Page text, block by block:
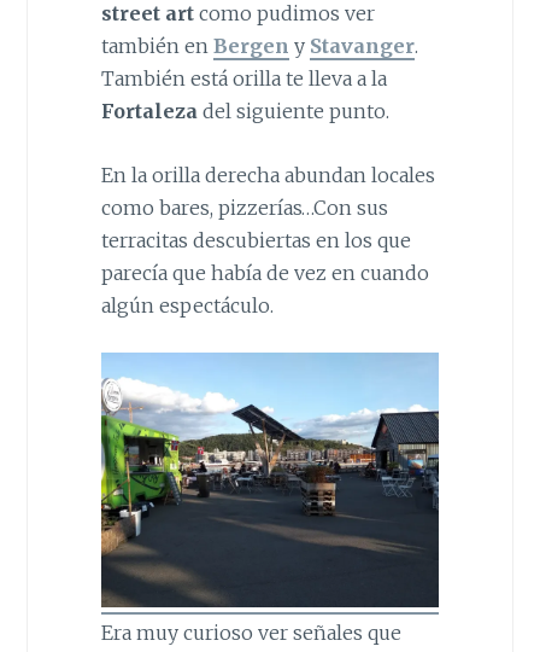
street artcomo pudimos ver
también en Bergen y Stavanger.
También está orilla te lleva a la
Fortalezadel siguiente punto.
En la orilla derecha abundan locales
como bares, pizzerías…Con sus
terracitas descubiertas en los que
parecía que había de vez en cuando
algún espectáculo.
Era muy curioso ver señales que